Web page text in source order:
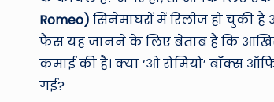
Romeo) सिनेमाघरों में रिलीज हो चुकी
फैंस यह जानने के लिए बेताब हैं कि आखिर
कमाई की है। क्या ‘ओ रोमियो’ बॉक्स
गई?